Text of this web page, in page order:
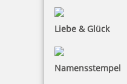
Liebe & Glück
Namensstempel
Coloris